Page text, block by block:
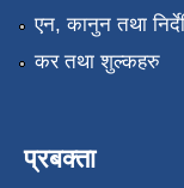
एन, कानुन तथा
कर तथा शुल्कहरु
प्रबक्ता